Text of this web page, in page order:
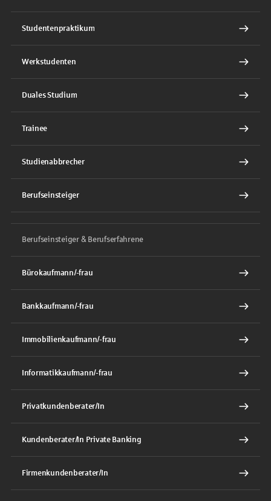
Studentenpraktikum
Werkstudenten
Duales Studium
Trainee
Studienabbrecher
Berufseinsteiger
Berufseinsteiger & Berufserfahrene
Bürokaufmann/-frau
Bankkaufmann/-frau
Immobilienkaufmann/-frau
Informatikkaufmann/-frau
Privatkundenberater/In
Kundenberater/In Private Banking
Firmenkundenberater/In